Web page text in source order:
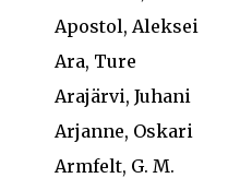
Apostol, Aleksei
Ara, Ture
Arajärvi, Juhani
Arjanne, Oskari
Armfelt, G. M.